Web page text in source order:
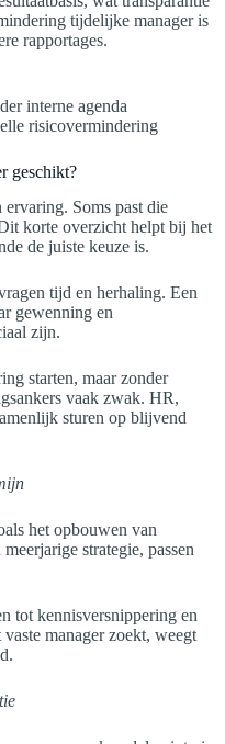
tijdelijke manager is
rapportages.
interne agenda
risicovermindering
geschikt?
Soms past die
korte overzicht helpt bij het
de juiste keuze is.
tijd en herhaling. Een
gewenning en
zijn.
starten, maar zonder
vaak zwak. HR,
sturen op blijvend
het opbouwen van
strategie, passen
tot kennisversnippering en
manager zoekt, weegt